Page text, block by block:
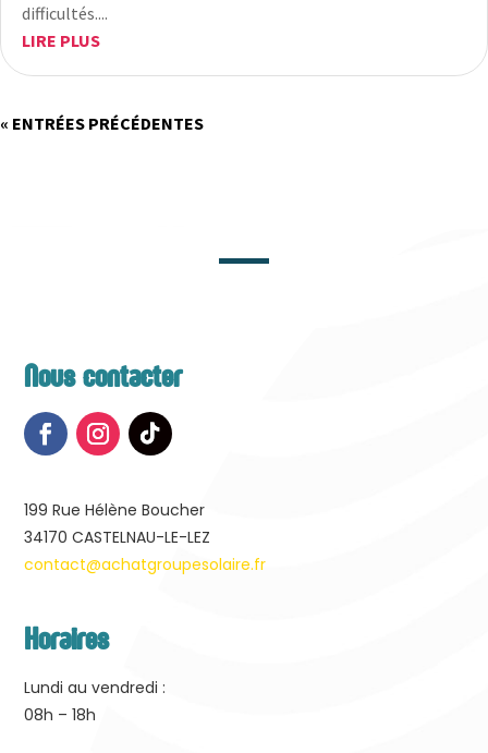
difficultés....
LIRE PLUS
« ENTRÉES PRÉCÉDENTES
Nous contacter
199 Rue Hélène Boucher
34170CASTELNAU-LE-LEZ
contact@achatgroupesolaire.fr
Horaires
Lundi au vendredi :
08h – 18h